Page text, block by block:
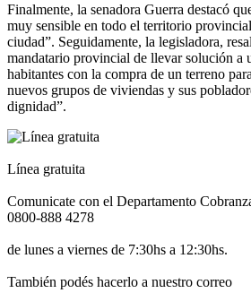
Finalmente, la senadora Guerra destacó
muy sensible en todo el territorio
ciudad”. Seguidamente, la legisladora,
mandatario provincial de llevar solución a
habitantes con la compra de un terreno
nuevos grupos de viviendas y sus
dignidad”.
Línea gratuita
Comunicate con el Departamento
0800-888 4278
de lunes a viernes de 7:30hs a 12:30hs.
También podés hacerlo a nuestro correo